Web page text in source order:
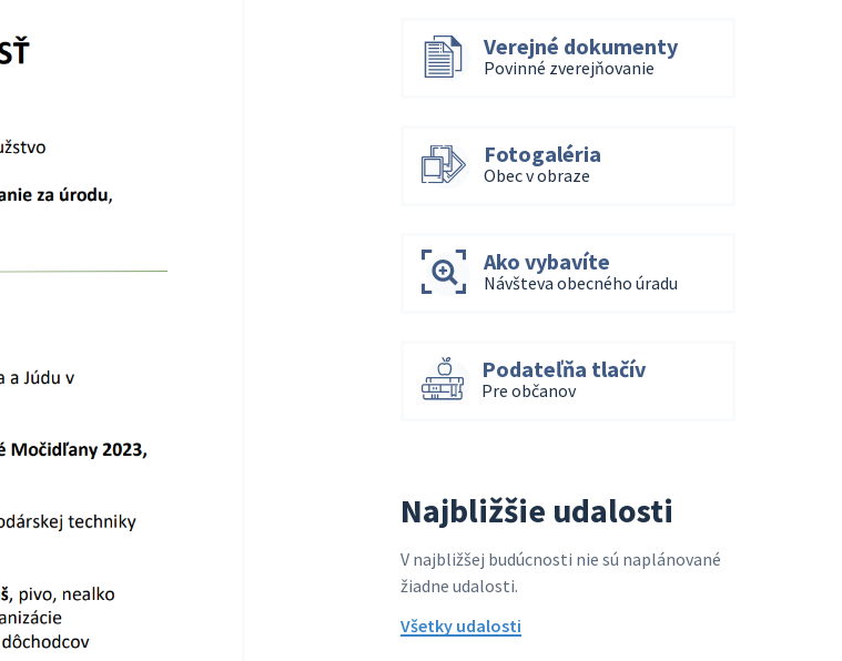
Verejné dokumenty
Povinné zverejňovanie
Fotogaléria
Obec v obraze
Ako vybavíte
Návšteva obecného úradu
Podateľňa tlačív
Pre občanov
Najbližšie udalosti
V najbližšej budúcnosti nie sú naplánované
žiadne udalosti.
Všetky udalosti